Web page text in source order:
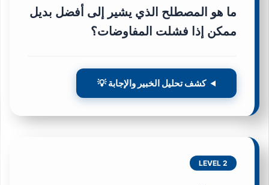
ما هو المصطلح الذي يشير إلى أفضل بديل
ممكن إذا فشلت المفاوضات؟
كشف تحليل الخبير والإجابة 💡
LEVEL 2